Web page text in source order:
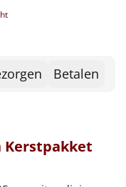
Betalen
Kerstpakket